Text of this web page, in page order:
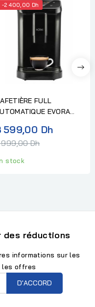
-2 400,00 Dh
FULL
EVORA
599,00 DhPrix
999,00 Dh
stock
des réductions
informations sur les
les offres